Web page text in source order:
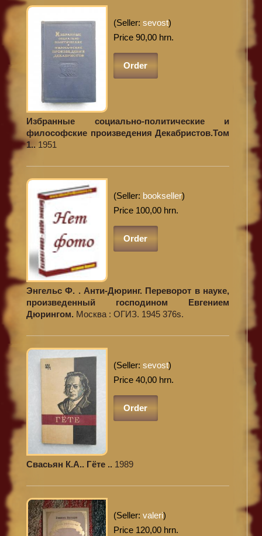
(Seller: sevost)
Price 90,00 hrn.
Order
Избранные социально-политические и
философские произведения Декабристов.Том
1.. 1951
(Seller: bookseller)
Price 100,00 hrn.
Order
Энгельс Ф. . Анти-Дюринг. Переворот в науке,
произведенный господином Евгением
Дюрингом. Москва : ОГИЗ. 1945 376s.
(Seller: sevost)
Price 40,00 hrn.
Order
Свасьян К.А.. Гёте .. 1989
(Seller: valeri)
Price 120,00 hrn.